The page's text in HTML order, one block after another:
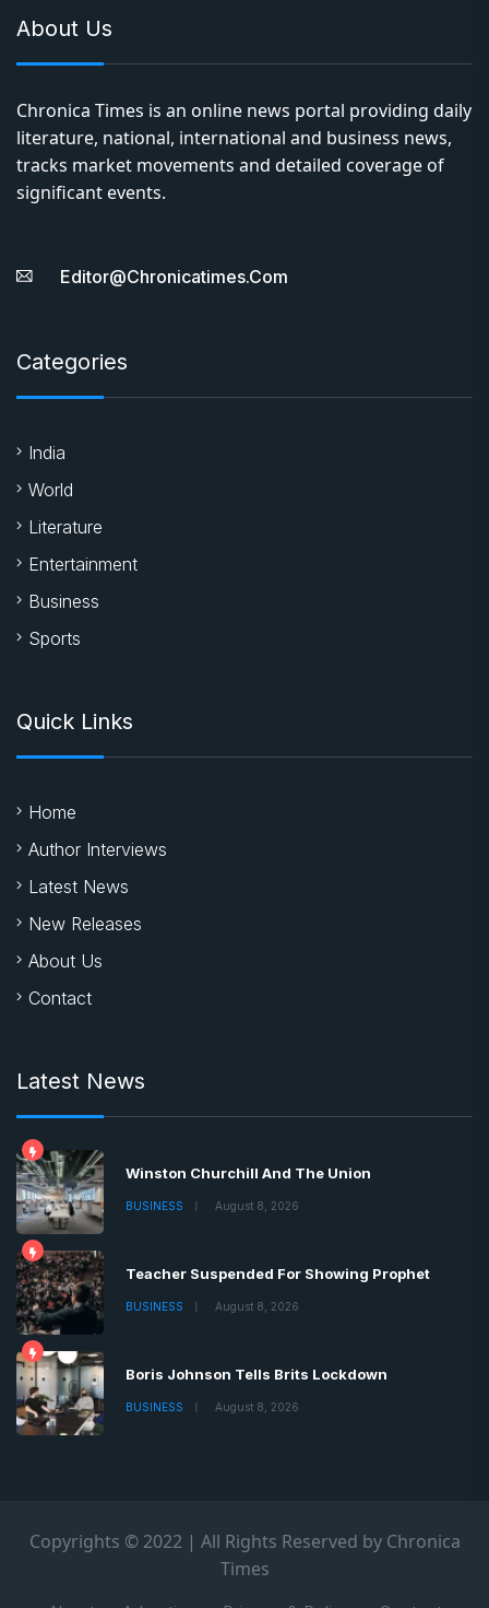
About Us
Chronica Times is an online news portal providing daily
literature, national, international and business news,
tracks market movements and detailed coverage of
significant events.
Editor@chronicatimes.com
Categories
India
World
Literature
Entertainment
Business
Sports
Quick Links
Home
Author Interviews
Latest News
New Releases
About Us
Contact
Latest News
Winston Churchill And The Union
BUSINESS August 8, 2026
Teacher Suspended For Showing Prophet
BUSINESS August 8, 2026
Boris Johnson Tells Brits Lockdown
BUSINESS August 8, 2026
Copyrights © 2022 | All Rights Reserved by Chronica
Times